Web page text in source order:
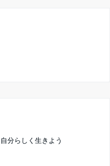
分らしく生きよう